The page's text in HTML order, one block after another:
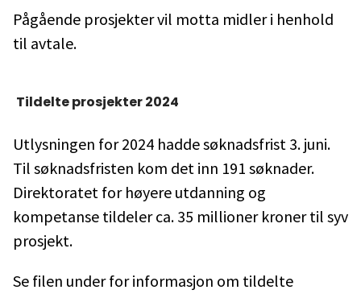
Pågående prosjekter vil motta midler i henhold
til avtale.
Tildelte prosjekter 2024
Utlysningen for 2024 hadde søknadsfrist 3. juni.
Til søknadsfristen kom det inn 191 søknader.
Direktoratet for høyere utdanning og
kompetanse tildeler ca. 35 millioner kroner til syv
prosjekt.
Se filen under for informasjon om tildelte